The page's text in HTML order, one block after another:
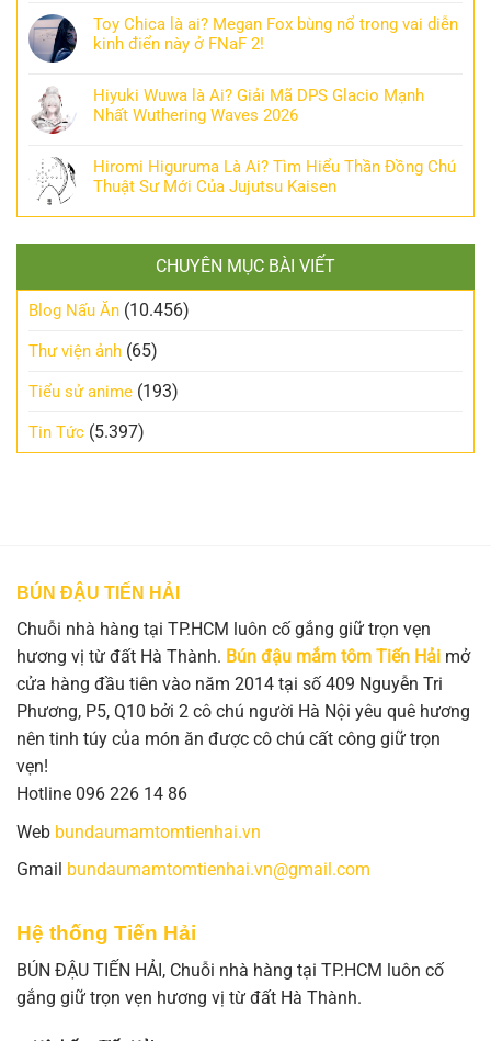
Toy Chica là ai? Megan Fox bùng nổ trong vai diễn
kinh điển này ở FNaF 2!
Hiyuki Wuwa là Ai? Giải Mã DPS Glacio Mạnh
Nhất Wuthering Waves 2026
Hiromi Higuruma Là Ai? Tìm Hiểu Thần Đồng Chú
Thuật Sư Mới Của Jujutsu Kaisen
CHUYÊN MỤC BÀI VIẾT
Blog Nấu Ăn (10.456)
Thư viện ảnh (65)
Tiểu sử anime (193)
Tin Tức (5.397)
BÚN ĐẬU TIẾN HẢI
Chuỗi nhà hàng tại TP.HCM luôn cố gắng giữ trọn vẹn
hương vị từ đất Hà Thành. Bún đậu mắm tôm Tiến Hải mở
cửa hàng đầu tiên vào năm 2014 tại số 409 Nguyễn Tri
Phương, P5, Q10 bởi 2 cô chú người Hà Nội yêu quê hương
nên tinh túy của món ăn được cô chú cất công giữ trọn
vẹn!
Hotline 096 226 14 86
Web bundaumamtomtienhai.vn
Gmail bundaumamtomtienhai.vn@gmail.com
Hệ thống Tiến Hải
BÚN ĐẬU TIẾN HẢI, Chuỗi nhà hàng tại TP.HCM luôn cố
gắng giữ trọn vẹn hương vị từ đất Hà Thành.